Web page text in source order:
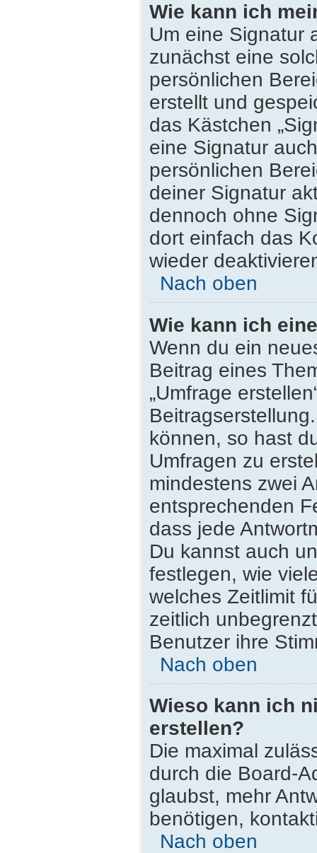
Wie kann ich
Um eine Signatur
zunächst eine
persönlichen
erstellt und
das Kästchen
eine Signatur
persönlichen
deiner Signatur
dennoch ohne
dort einfach das
wieder
Nach oben
Wie kann ich
Wenn du ein
Beitrag eines
„Umfrage
können, so hast
Umfragen zu
mindestens zwei
entsprechenden
dass jede
Du kannst auch
festlegen, wie
welches Zeitlimit
zeitlich
Benutzer ihre
Nach oben
Wieso kann ich
erstellen?
Die maximal
durch die Board-
glaubst, mehr
benötigen,
Nach oben